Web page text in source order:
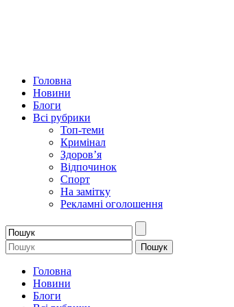
Головна
Новини
Блоги
Всі рубрики
Топ-теми
Кримінал
Здоров’я
Відпочинок
Спорт
На замітку
Рекламні оголошення
Головна
Новини
Блоги